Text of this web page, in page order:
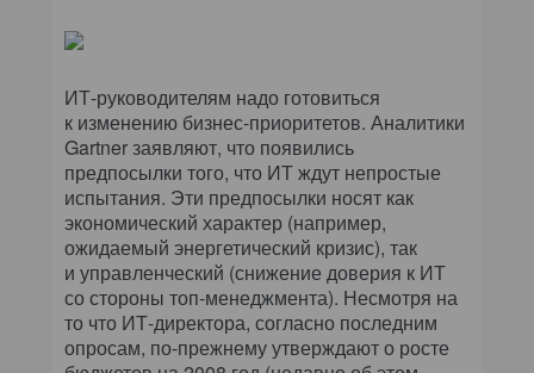
ИТ-руководителям надо готовиться
к изменению бизнес-приоритетов. Аналитики
Gartner заявляют, что появились
предпосылки того, что ИТ ждут непростые
испытания. Эти предпосылки носят как
экономический характер (например,
ожидаемый энергетический кризис), так
и управленческий (снижение доверия к ИТ
со стороны топ-менеджмента). Несмотря на
то что ИТ-директора, согласно последним
опросам, по-прежнему утверждают о росте